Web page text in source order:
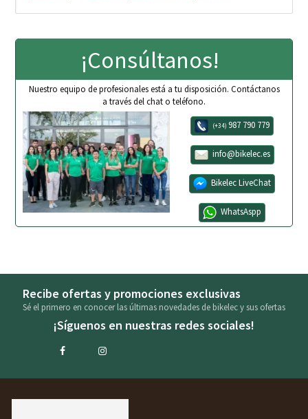
¡Consúltanos!
Nuestro equipo de profesionales está a tu disposición. Contáctanos
a través del chat o teléfono.
(+34) 987 790 779
info@bikelec.es
Bikelec LiveChat
WhatsAspp
Recibe ofertas y promociones exclusivas
Sé el primero en conocer las últimas novedades de bikelec y sus ofertas
¡Síguenos en nuestras redes sociales!